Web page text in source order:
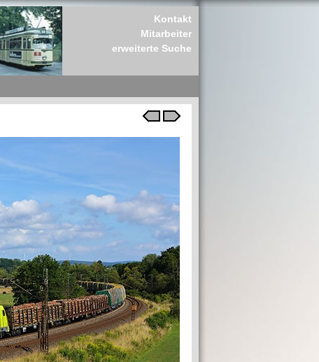
Kontakt
Mitarbeiter
erweiterte Suche